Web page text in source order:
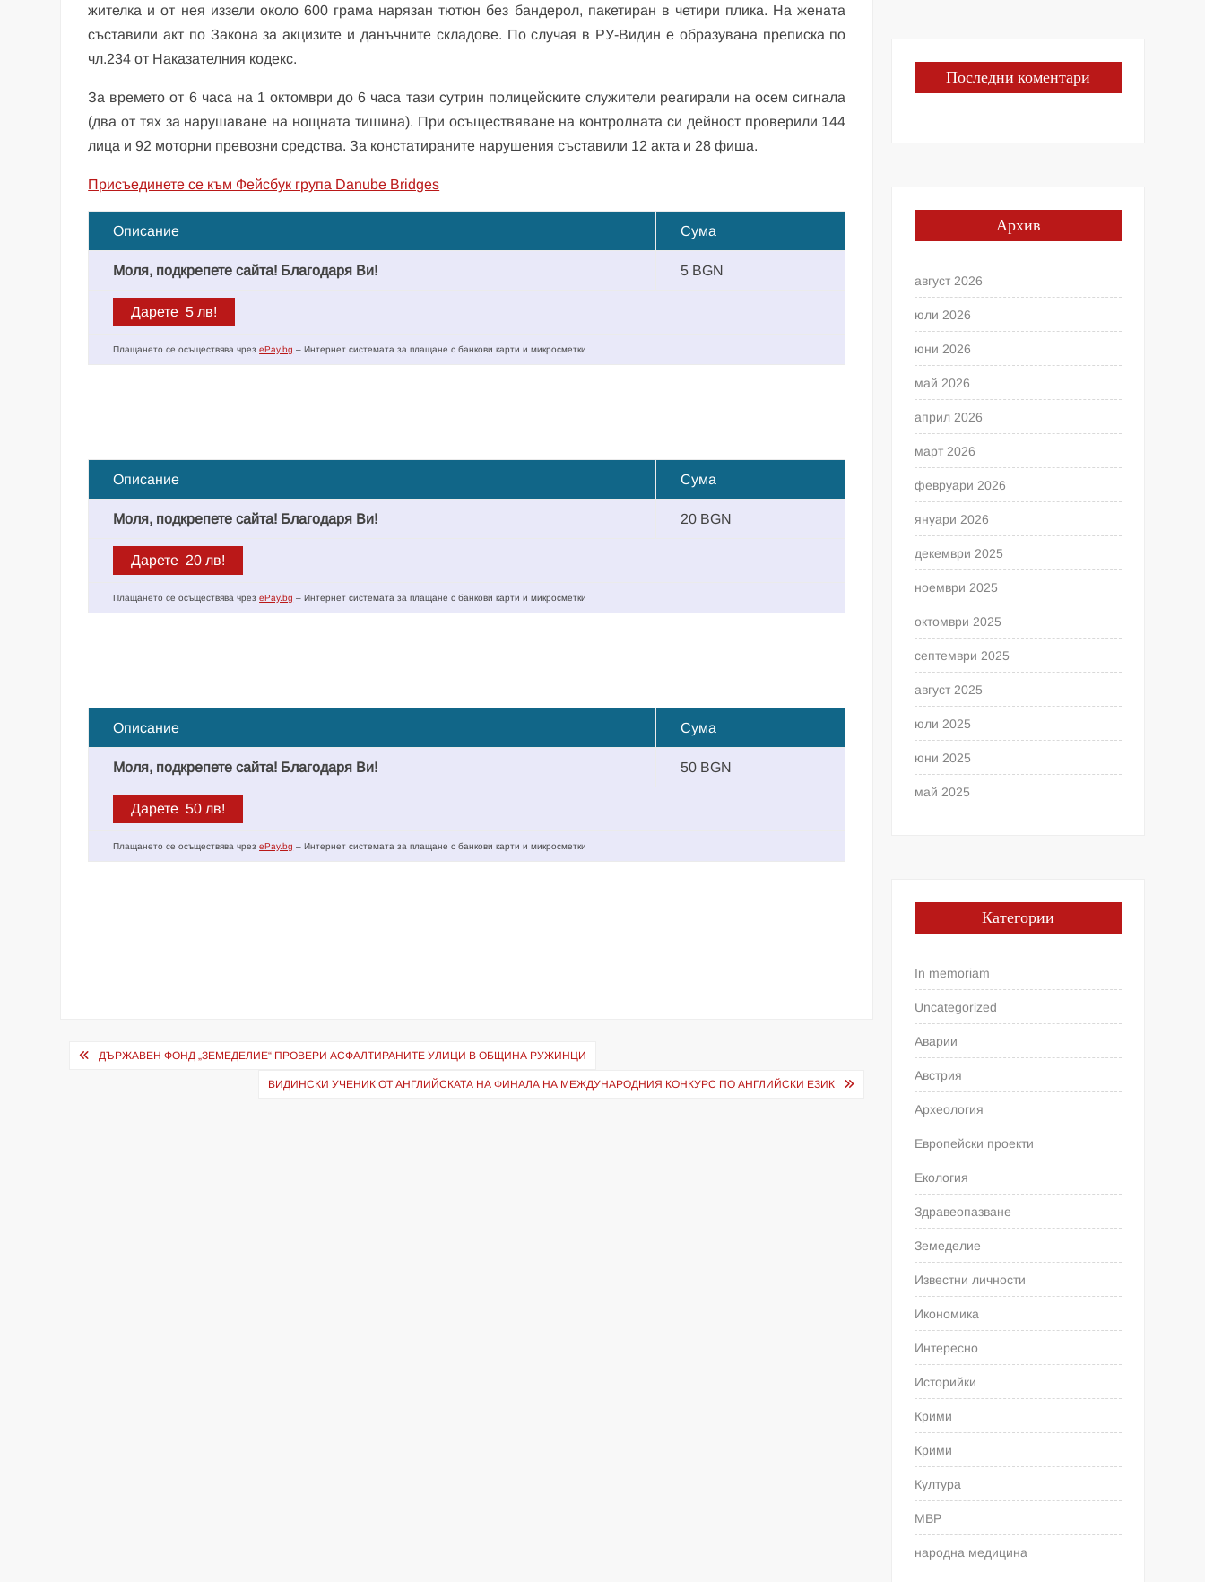
жителка и от нея иззели около 600 грама нарязан тютюн без бандерол, пакетиран в четири плика. На жената
съставили акт по Закона за акцизите и данъчните складове. По случая в РУ-Видин е образувана преписка по
чл.234 от Наказателния кодекс.
За времето от 6 часа на 1 октомври до 6 часа тази сутрин полицейските служители реагирали на осем сигнала
(два от тях за нарушаване на нощната тишина). При осъществяване на контролната си дейност проверили 144
лица и 92 моторни превозни средства. За констатираните нарушения съставили 12 акта и 28 фиша.
Присъединете се към Фейсбук група Danube Bridges
Описание Сума
Моля, подкрепете сайта! Благодаря Ви! 5 BGN
Плащането се осъществява чрезePay.bg – Интернет системата за плащане с банкови карти и микросметки
Описание Сума
Моля, подкрепете сайта! Благодаря Ви! 20 BGN
Плащането се осъществява чрезePay.bg – Интернет системата за плащане с банкови карти и микросметки
Описание Сума
Моля, подкрепете сайта! Благодаря Ви! 50 BGN
Плащането се осъществява чрезePay.bg – Интернет системата за плащане с банкови карти и микросметки
Навигация
ДЪРЖАВЕН ФОНД „ЗЕМЕДЕЛИЕ“ ПРОВЕРИ АСФАЛТИРАНИТЕ УЛИЦИ В ОБЩИНА РУЖИНЦИ
ВИДИНСКИ УЧЕНИК ОТ АНГЛИЙСКАТА НА ФИНАЛА НА МЕЖДУНАРОДНИЯ КОНКУРС ПО АНГЛИЙСКИ ЕЗИК
Последни коментари
Архив
август 2026
юли 2026
юни 2026
май 2026
април 2026
март 2026
февруари 2026
януари 2026
декември 2025
ноември 2025
октомври 2025
септември 2025
август 2025
юли 2025
юни 2025
май 2025
Категории
In memoriam
Uncategorized
Аварии
Австрия
Археология
Европейски проекти
Екология
Здравеопазване
Земеделие
Известни личности
Икономика
Интересно
Историйки
Крими
Крими
Култура
МВР
народна медицина